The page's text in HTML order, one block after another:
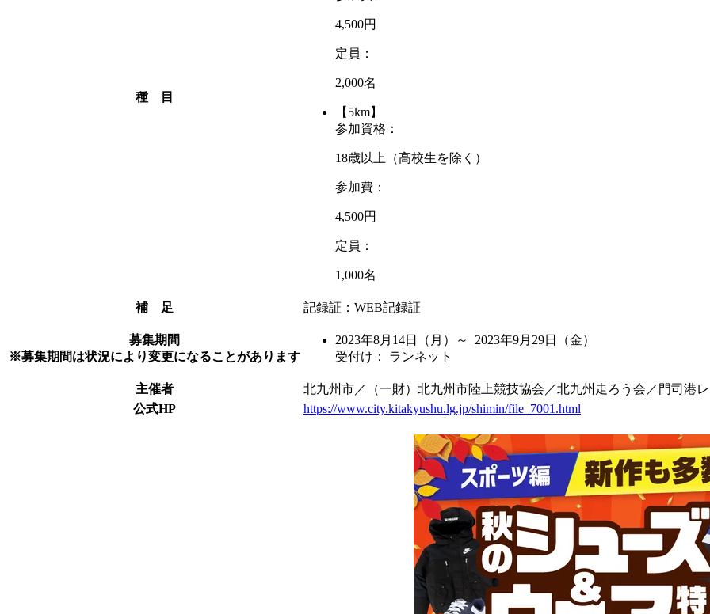
種 目
4,500円
定員：
2,000名
【5km】
参加資格：
18歳以上（高校生を除く）
参加費：
4,500円
定員：
1,000名
補 足 記録証：WEB記録証
募集期間
※募集期間は状況により変更になることがあります
2023年8月14日 （月） ～ 2023年9月29日
（金）
受付け： ランネット
主催者
北九州市／（一財）北九州市陸上競技協会／北九州走ろう会／門司港
公式HP
https://www.city.kitakyushu.lg.jp/shimin/file_7001.html